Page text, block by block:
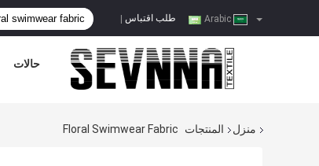
طلب اقتباس
حالات
منزل المنتجات Floral Swimwear Fabric